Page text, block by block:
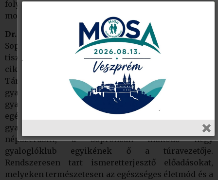
folyóiratokban, a közösségi felületeken is hirdeti a
mozgás idősekre gyakorolt kedvező hatásait.
Dr. Amberger Erzsébetjárványtani szakorvos,
Sopron Megyei Jogú Város nyugalmazott
tisztifőorvosa, református presbiter. Három
cikluson át volt a Népegészségügyi Tudományos
Társaság elnöke. A több mint öt éve alakult soproni
gyalogló idősklub, a SOGYIK „arcaként” vallja, hogy a
gyaloglást sohasem késő elkezdeni. Az idősek
egészségmegőrzésének követeként a közösségi
gyaloglást határainkon belül és kívül is
népszerűsíti, a Sopronban működő négy
gyaloglóklub egyikének ő a túravezetője.
Rendszeresen tart ismeretterjesztő előadásokat,
melyeken természetesen az egészséges életmód és a